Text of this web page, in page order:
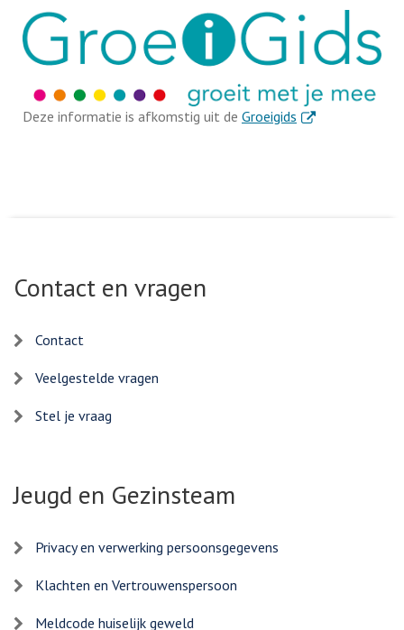
Deze informatie is afkomstig uit de Groeigids . Externe link
Contact en vragen
Contact
Veelgestelde vragen
Stel je vraag
Jeugd en Gezinsteam
Privacy en verwerking persoonsgegevens
Klachten en Vertrouwenspersoon
Meldcode huiselijk geweld